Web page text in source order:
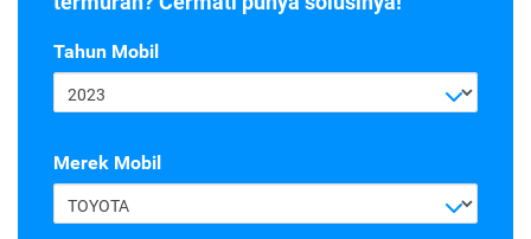
Tahun Mobil
2023
Merek Mobil
TOYOTA